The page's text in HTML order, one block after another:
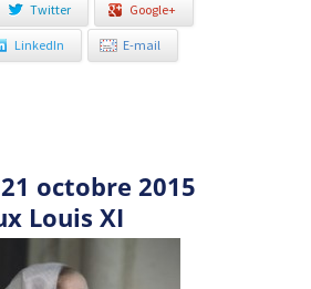
Twitter Google+
LinkedIn E-mail
octobre 2015
Louis XI